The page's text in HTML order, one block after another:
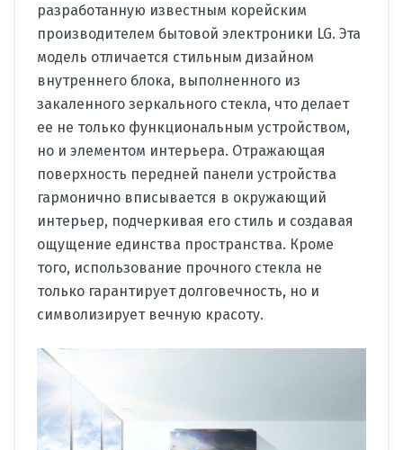
разработанную известным корейским
производителем бытовой электроники LG. Эта
модель отличается стильным дизайном
внутреннего блока, выполненного из
закаленного зеркального стекла, что делает
ее не только функциональным устройством,
но и элементом интерьера. Отражающая
поверхность передней панели устройства
гармонично вписывается в окружающий
интерьер, подчеркивая его стиль и создавая
ощущение единства пространства. Кроме
того, использование прочного стекла не
только гарантирует долговечность, но и
символизирует вечную красоту.